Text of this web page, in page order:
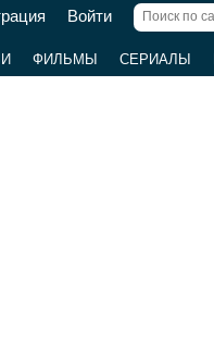
Войти
ФИЛЬМЫ СЕРИАЛЫ